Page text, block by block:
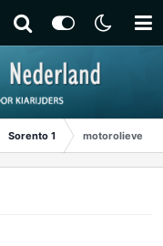
Sorento 1